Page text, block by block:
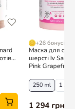
в 1995 році, є
косметичної
не тільки
для
і
композицій.
і шерстю
шерсть від
випадання шерсті